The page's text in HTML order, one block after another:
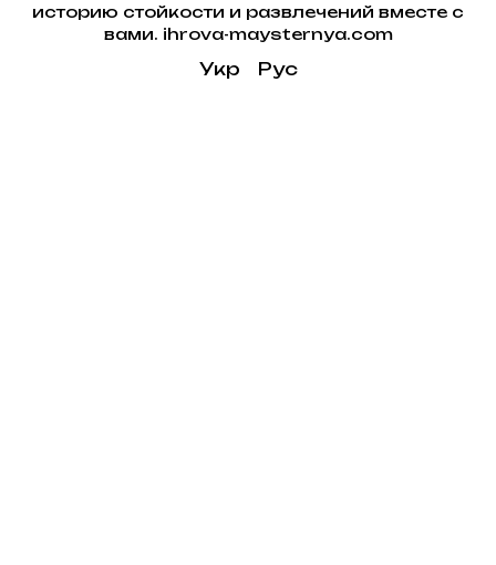
историю стойкости и развлечений вместе с
вами. ihrova-maysternya.com
Укр Рус